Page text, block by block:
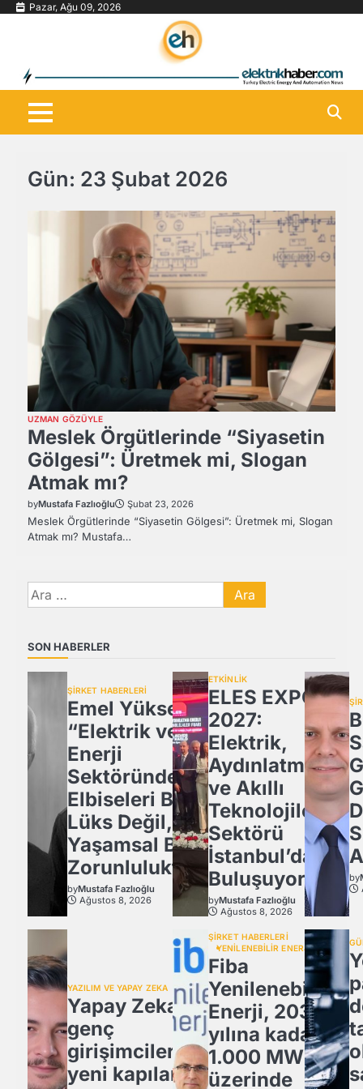
Skip Pazar, Ağu 09, 2026
Gün: 23 Şubat 2026
UZMAN GÖZÜYLE
Meslek Örgütlerinde “Siyasetin
Gölgesi”: Üretmek mi, Slogan
Atmak mı?
byMustafa Fazlıoğlu Şubat 23, 2026
Meslek Örgütlerinde “Siyasetin Gölgesi”: Üretmek mi, Slogan
Atmak mı? Mustafa…
Arama:
SON HABERLER
ŞİRKET HABERLERİ
Emel Yüksel:
“Elektrik ve
Enerji
Sektöründe İş
Elbiseleri Bir
Lüks Değil,
Yaşamsal Bir
Zorunluluktur
byMustafa Fazlıoğlu
Ağustos 8, 2026
ETKİNLİK
ELES EXPO
2027:
Elektrik,
Aydınlatma
ve Akıllı
Teknolojiler
Sektörü
İstanbul’da
Buluşuyor!
byMustafa Fazlıoğlu
Ağustos 8, 2026
by
YAZILIM VE YAPAY ZEKA
Yapay Zeka,
genç
girişimcilere
yeni kapılar
ŞİRKET HABERLERİ
YENİLENEBİLİR ENERJİ
Fiba
Yenilenebilir
Enerji, 2030
yılına kadar
1.000 MW
üzerinde